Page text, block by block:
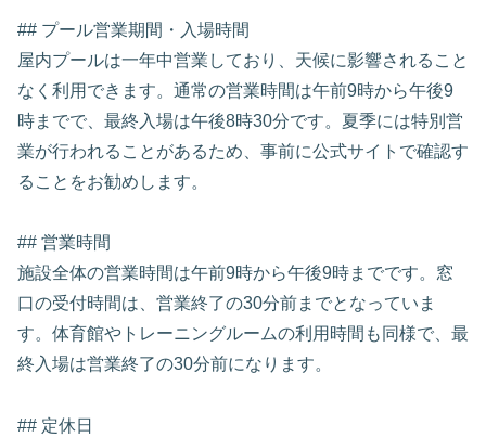
## プール営業期間・入場時間
屋内プールは一年中営業しており、天候に影響されること
なく利用できます。通常の営業時間は午前9時から午後9
時までで、最終入場は午後8時30分です。夏季には特別営
業が行われることがあるため、事前に公式サイトで確認す
ることをお勧めします。
## 営業時間
施設全体の営業時間は午前9時から午後9時までです。窓
口の受付時間は、営業終了の30分前までとなっていま
す。体育館やトレーニングルームの利用時間も同様で、最
終入場は営業終了の30分前になります。
## 定休日